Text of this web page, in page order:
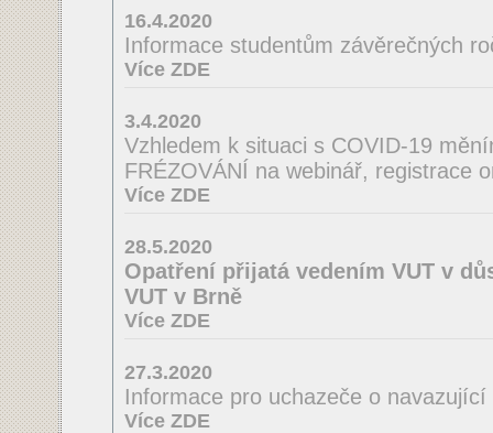
16.4.2020
Informace studentům závěrečných
Více ZDE
3.4.2020
Vzhledem k situaci s COVID-19
FRÉZOVÁNÍ na webinář, registrace
Více ZDE
28.5.2020
Opatření přijatá vedením VUT v
VUT v Brně
Více ZDE
27.3.2020
Informace pro uchazeče o
Více ZDE